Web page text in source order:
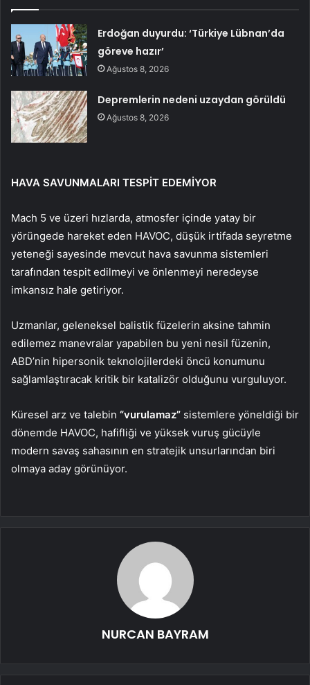
Erdoğan duyurdu: ‘Türkiye Lübnan’da
göreve hazır’
Ağustos 8, 2026
Depremlerin nedeni uzaydan görüldü
Ağustos 8, 2026
HAVA SAVUNMALARI TESPİT EDEMİYOR
Mach 5 ve üzeri hızlarda, atmosfer içinde yatay bir
yörüngede hareket eden HAVOC, düşük irtifada seyretme
yeteneği sayesinde mevcut hava savunma sistemleri
tarafından tespit edilmeyi ve önlenmeyi neredeyse
imkansız hale getiriyor.
Uzmanlar, geleneksel balistik füzelerin aksine tahmin
edilemez manevralar yapabilen bu yeni nesil füzenin,
ABD’nin hipersonik teknolojilerdeki öncü konumunu
sağlamlaştıracak kritik bir katalizör olduğunu vurguluyor.
Küresel arz ve talebin “vurulamaz” sistemlere yöneldiği bir
dönemde HAVOC, hafifliği ve yüksek vuruş gücüyle
modern savaş sahasının en stratejik unsurlarından biri
olmaya aday görünüyor.
NURCAN BAYRAM